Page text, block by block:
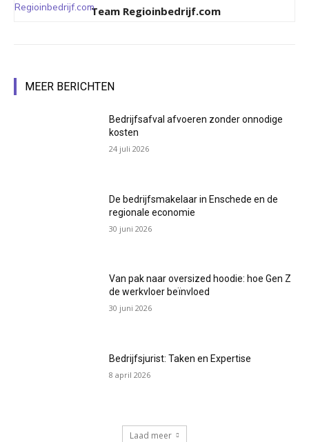
Team Regioinbedrijf.com
MEER BERICHTEN
Bedrijfsafval afvoeren zonder onnodige
kosten
24 juli 2026
De bedrijfsmakelaar in Enschede en de
regionale economie
30 juni 2026
Van pak naar oversized hoodie: hoe Gen Z
de werkvloer beïnvloed
30 juni 2026
Bedrijfsjurist: Taken en Expertise
8 april 2026
Laad meer